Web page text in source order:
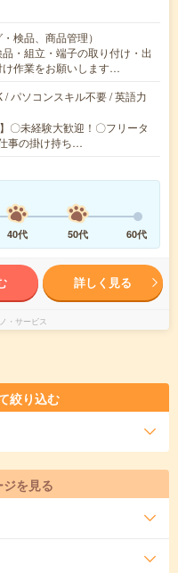
検品、商品管理）
・組立・端子の取り付け・出
作業をお願いします…
/ パソコンスキル不要 / 英語力
〇未経験大歓迎！〇フリータ
事の掛け持ち…
40代 50代 60代
詳しく見る
・サービス
絞り込む
を見る